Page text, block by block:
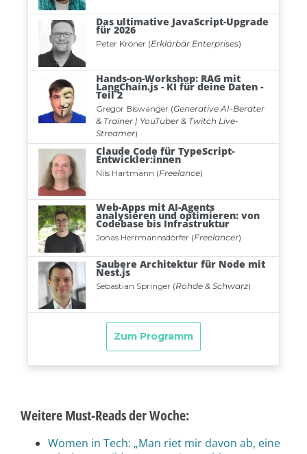
Weitere Must-Reads der Woche:
Women in Tech: „Man riet mir davon ab, eine